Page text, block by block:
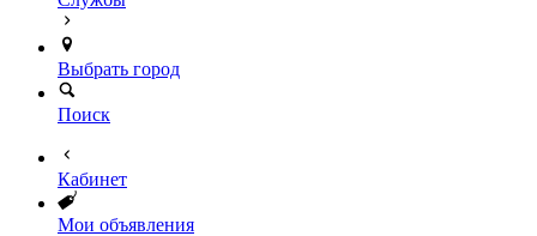
Выбрать город
Поиск
Кабинет
Мои объявления